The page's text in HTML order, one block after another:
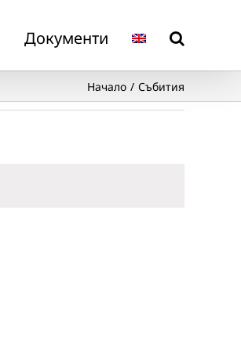
Документи
Начало Събития